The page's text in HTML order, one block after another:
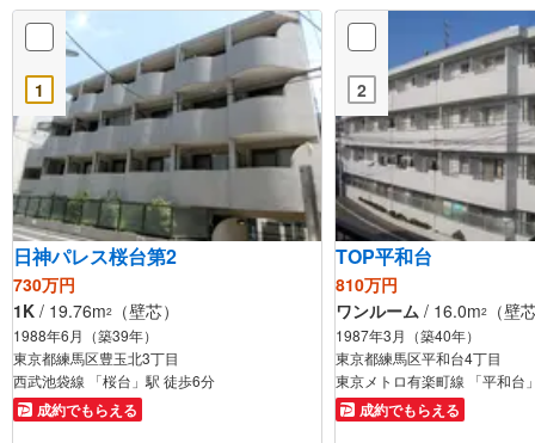
1
日神パレス桜台第2
730万円
1K / 19.76m2 （壁芯）
1988年6月（築39年）
東京都練馬区豊玉北3丁目
西武池袋線 「桜台」駅 徒歩6分
成約でもらえる
2
TOP平和台
810万円
ワンルーム / 16.0m2 （壁
1987年3月（築40年）
東京都練馬区平和台4丁目
東京メトロ有楽町線 「平和台
成約でもらえる